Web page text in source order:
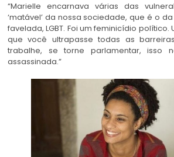
“Marielle encarnava várias das
‘matável’ da nossa sociedade, que é o
favelada, LGBT. Foi um feminicídio político.
que você ultrapasse todas as
trabalhe, se torne parlamentar, isso
assassinada.”